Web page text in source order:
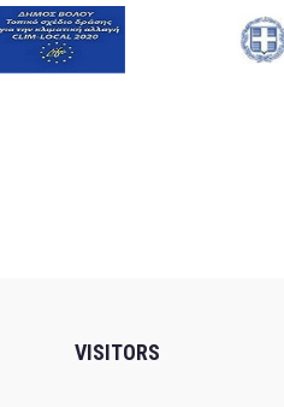
VISITORS